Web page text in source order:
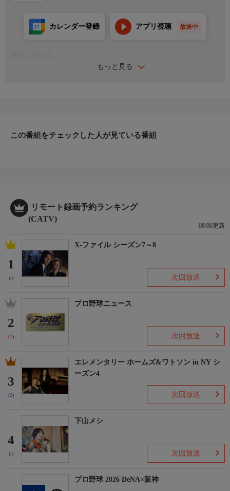
もっと見る
カレンダー登録 アプリ視聴 放送中
＊ライブ放送につき、番組および商品内容に変更が生じる場合も
この番組をチェックした人が見ている番組
リモート録画予約ランキング
(CATV)
08/06更新
1
(-)
X-ファイル シーズン7～8
次回放送
2
(1)
プロ野球ニュース
次回放送
3
(2)
エレメンタリー ホームズ&ワトソン in NY シ
ーズン4
次回放送
4
(-)
下山メシ
次回放送
プロ野球 2026 DeNA×阪神